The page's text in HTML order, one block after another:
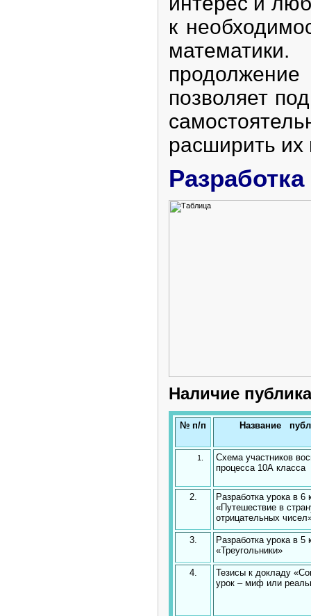
к
математики.
продолжение
позволяет
расширить их
Наличие
№ п/п Название
Схема участников
процесса 10А класса
2.
Разработка урока в 6
«Путешествие в
отрицательных
3.
Разработка урока в 5
«Треугольники»
4.
Тезисы к докладу
урок – миф или